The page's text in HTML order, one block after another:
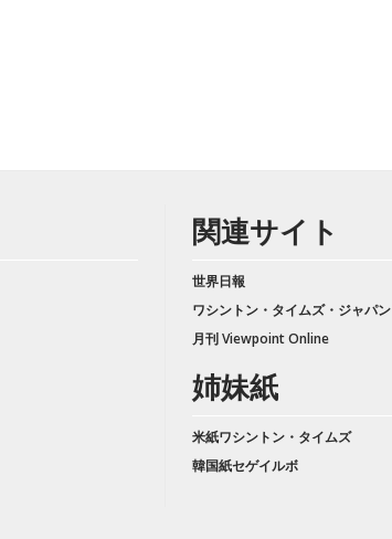
関連サイト
世界日報
ワシントン・タイムズ・ジャパン
月刊 Viewpoint Online
姉妹紙
米紙ワシントン・タイムズ
韓国紙セゲイルボ